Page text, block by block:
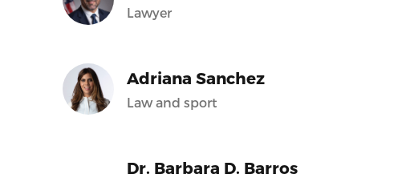
Lawyer
Adriana Sanchez
Law and sport
Dr. Barbara D. Barros